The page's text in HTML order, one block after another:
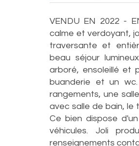
VENDU EN 2022 -
calme et verdoyant,
traversante et
beau séjour
arboré, ensoleillé et
buanderie et un
rangements, une
avec salle de bain, le
Ce bien dispose
véhicules. Joli
renseignements